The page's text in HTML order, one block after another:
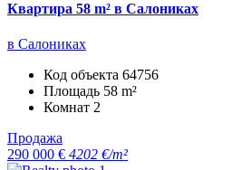
Квартира 58 m² в Салониках
в Салониках
Код объекта 64756
Площадь 58 m²
Комнат 2
Продажа
290 000 € 4202 €/m²